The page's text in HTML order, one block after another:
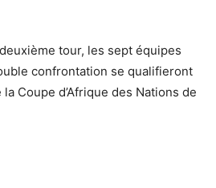
deuxième tour, les sept équipes
confrontation se qualifieront
Coupe d’Afrique des Nations de